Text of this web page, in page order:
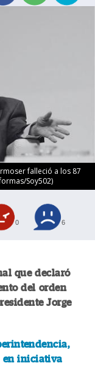
falleció a los 87
Soy502)
0 6
que declaró
del orden
Jorge
en iniciativa